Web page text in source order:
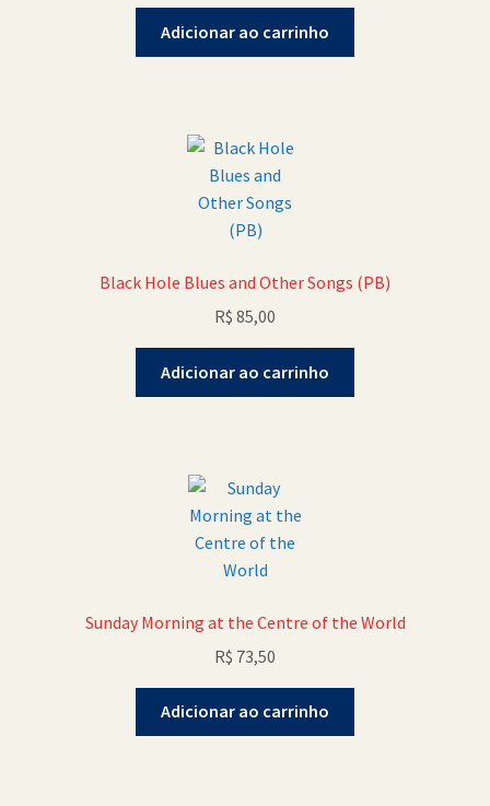
Adicionar ao carrinho
Black Hole Blues and Other Songs (PB)
R$ 85,00
Adicionar ao carrinho
Sunday Morning at the Centre of the World
R$ 73,50
Adicionar ao carrinho